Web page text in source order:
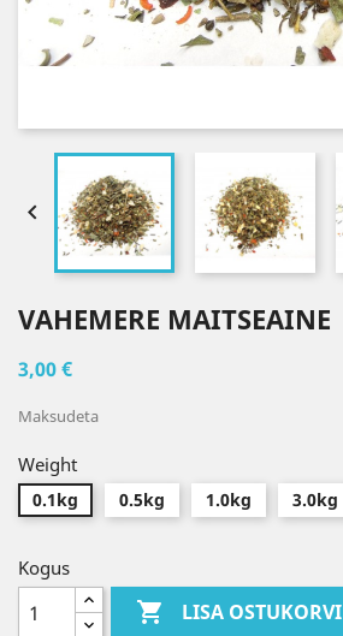

VAHEMERE MAITSEAINE
3,00 €
Maksudeta
Weight
0.1kg 0.5kg 1.0kg 3.0kg
Kogus
 LISA OSTUKORVI